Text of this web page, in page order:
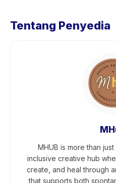
Tentang Penyedia
MHUB is more than
inclusive creative hub
create, and heal through
that supports both